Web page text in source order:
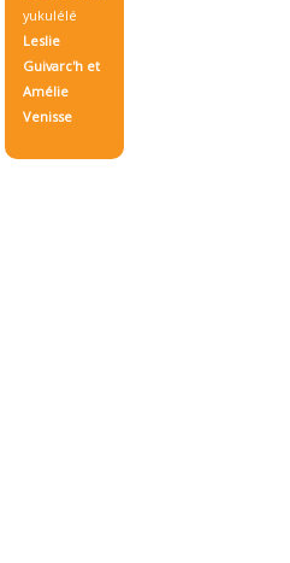
yukulélé
Leslie
Guivarc'h et
Amélie
Venisse